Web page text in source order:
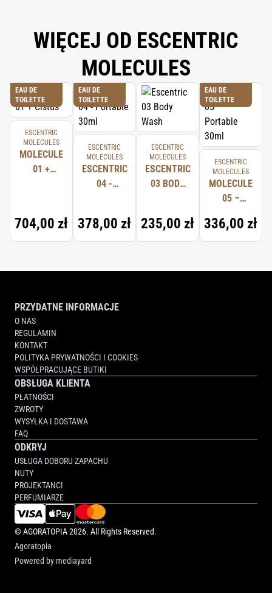
WIĘCEJ OD ESCENTRIC
MOLECULES
EAU DE
TOILETTE
ESCENTRIC
MOLECULES
MOLECULE
01 +
704,00 zł
EAU DE
TOILETTE
ESCENTRIC
MOLECULES
ESCENTRIC
04 -
378,00 zł
ESCENTRIC
MOLECULES
ESCENTRIC
03 BODY
235,00 zł
EAU DE
TOILETTE
ESCENTRIC
MOLECULES
MOLECULE
05 –
30ML
336,00 zł
PRZYDATNE INFORMACJE
O NAS
REGULAMIN
KONTAKT
POLITYKA PRYWATNOŚCI I COOKIES
WSPÓŁPRACUJĄCE BUTIKI
OBSŁUGA KLIENTA
PŁATNOŚCI
ZWROTY
WYSYŁKA I DOSTAWA
FAQ
ODKRYJ
USŁUGA DOBORU ZAPACHU
NUTY
PROJEKTANCI
PERFUMIARZE
©AGORATOPIA2026. All Rights Reserved.
Agoratopia
Powered by mediayard